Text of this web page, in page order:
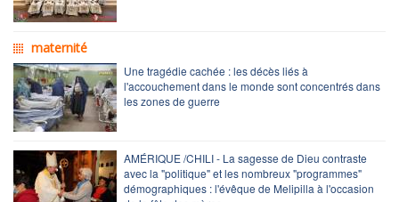
maternité
Une tragédie cachée : les décès liés à
l'accouchement dans le monde sont concentrés dans
les zones de guerre
AMÉRIQUE /CHILI - La sagesse de Dieu contraste
avec la "politique" et les nombreux "programmes"
démographiques : l'évêque de Melipilla à l'occasion